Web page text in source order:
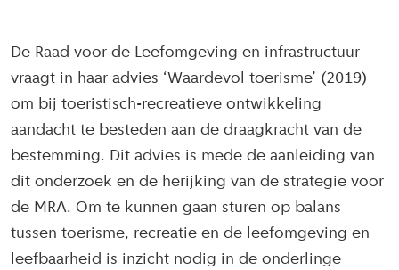
De Raad voor de Leefomgeving en infrastructuur
vraagt in haar advies ‘Waardevol toerisme’ (2019)
om bij toeristisch-recreatieve ontwikkeling
aandacht te besteden aan de draagkracht van de
bestemming. Dit advies is mede de aanleiding van
dit onderzoek en de herijking van de strategie voor
de MRA. Om te kunnen gaan sturen op balans
tussen toerisme, recreatie en de leefomgeving en
leefbaarheid is inzicht nodig in de onderlinge